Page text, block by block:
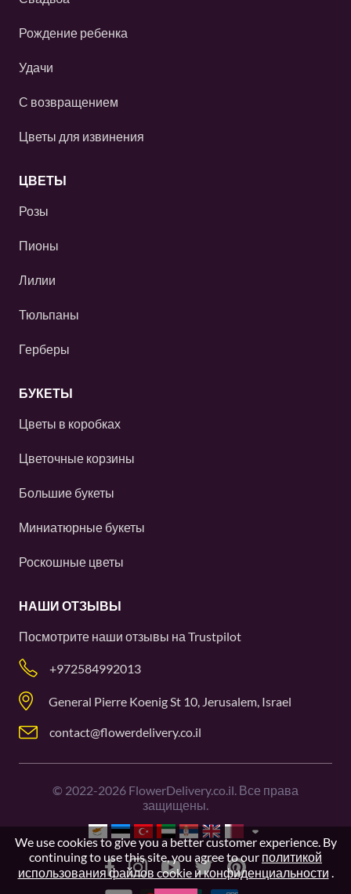
Рождение ребенка
Удачи
С возвращением
Цветы для извинения
ЦВЕТЫ
Розы
Пионы
Лилии
Тюльпаны
Герберы
БУКЕТЫ
Цветы в коробках
Цветочные корзины
Большие букеты
Миниатюрные букеты
Роскошные цветы
НАШИ ОТЗЫВЫ
Посмотрите наши отзывы на Trustpilot
+972584992013
General Pierre Koenig St 10, Jerusalem, Israel
contact@flowerdelivery.co.il
© 2022-2026 FlowerDelivery.co.il. Все права
защищены.
We use cookies to give you a better customer experience. By
continuing to use this site, you agree to our политикой
использования файлов cookie и конфиденциальности .